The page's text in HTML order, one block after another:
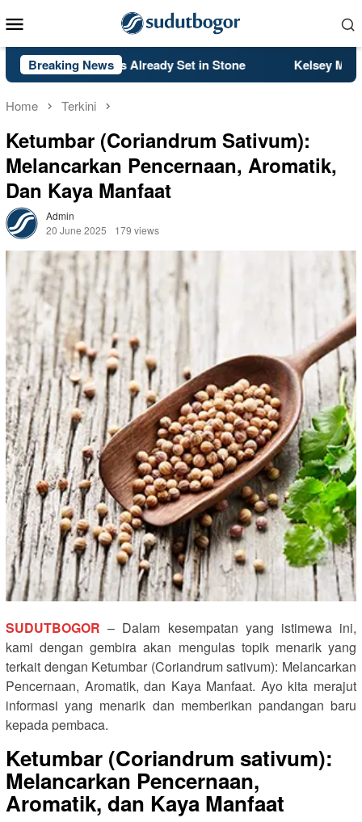
to
Menu
Breaking News
Meta is Already Set in Stone Kelsey Mitchell’s Late
Home Terkini
Ketumbar (Coriandrum Sativum):
Melancarkan Pencernaan, Aromatik,
Dan Kaya Manfaat
Admin
20 June 2025
179 views
SUDUTBOGOR – Dalam kesempatan yang istimewa ini,
kami dengan gembira akan mengulas topik menarik yang
terkait dengan Ketumbar (Coriandrum sativum): Melancarkan
Pencernaan, Aromatik, dan Kaya Manfaat. Ayo kita merajut
informasi yang menarik dan memberikan pandangan baru
kepada pembaca.
Ketumbar (Coriandrum sativum):
Melancarkan Pencernaan,
Aromatik, dan Kaya Manfaat